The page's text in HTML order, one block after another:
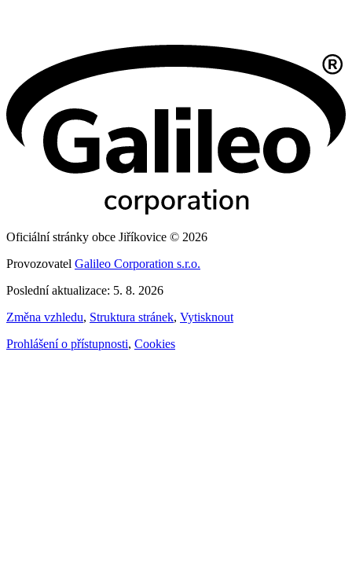
Oficiální stránky obce Jiříkovice © 2026
Provozovatel Galileo Corporation s.r.o.
Poslední aktualizace: 5. 8. 2026
Změna vzhledu, Struktura stránek, Vytisknout
Prohlášení o přístupnosti, Cookies